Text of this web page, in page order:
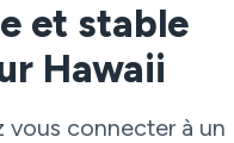
et stable
Hawaii
connecter à un